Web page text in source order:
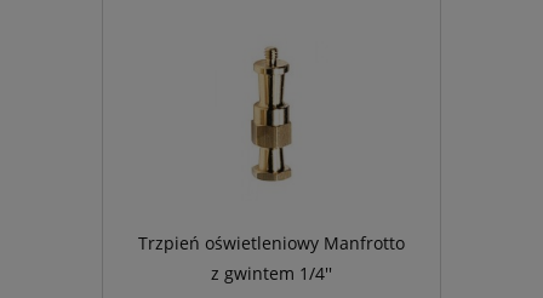
Trzpień oświetleniowy Manfrotto
z gwintem 1/4''